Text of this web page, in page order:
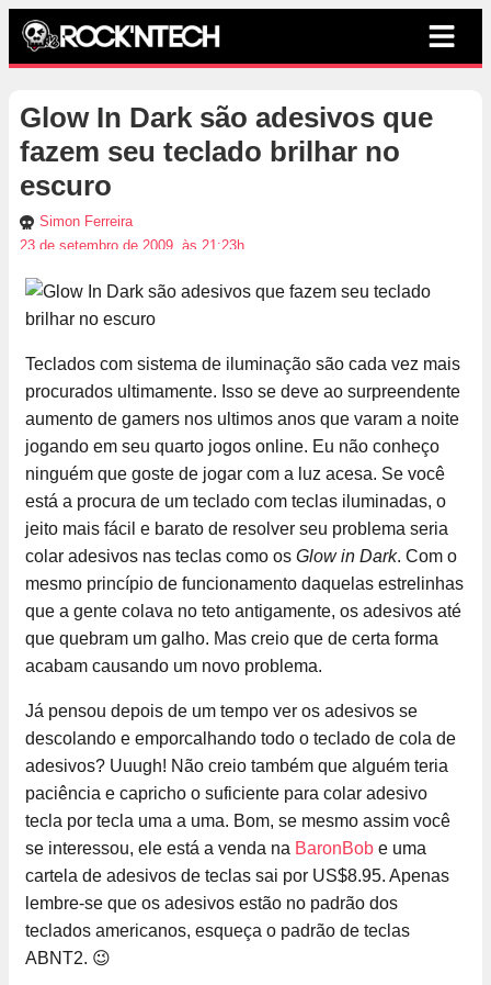
Glow In Dark são adesivos que
fazem seu teclado brilhar no
escuro
Simon Ferreira
23 de setembro de 2009, às 21:23h
Teclados com sistema de iluminação são cada vez mais
procurados ultimamente. Isso se deve ao surpreendente
aumento de gamers nos ultimos anos que varam a noite
jogando em seu quarto jogos online. Eu não conheço
ninguém que goste de jogar com a luz acesa. Se você
está a procura de um teclado com teclas iluminadas, o
jeito mais fácil e barato de resolver seu problema seria
colar adesivos nas teclas como os Glow in Dark. Com o
mesmo princípio de funcionamento daquelas estrelinhas
que a gente colava no teto antigamente, os adesivos até
que quebram um galho. Mas creio que de certa forma
acabam causando um novo problema.
Já pensou depois de um tempo ver os adesivos se
descolando e emporcalhando todo o teclado de cola de
adesivos? Uuugh! Não creio também que alguém teria
paciência e capricho o suficiente para colar adesivo
tecla por tecla uma a uma. Bom, se mesmo assim você
se interessou, ele está a venda na BaronBob e uma
cartela de adesivos de teclas sai por US$8.95. Apenas
lembre-se que os adesivos estão no padrão dos
teclados americanos, esqueça o padrão de teclas
ABNT2. 😉